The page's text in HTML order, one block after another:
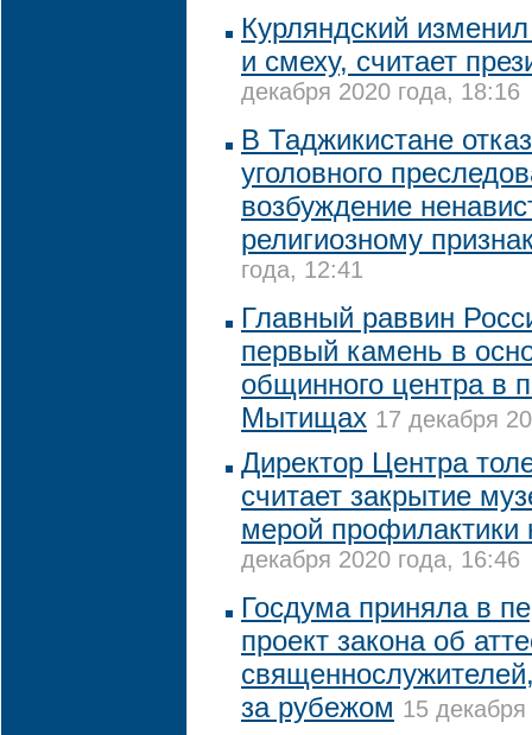
Курляндский
и смеху, считает
декабря 2020 года, 18:16
В Таджикистане
уголовного
возбуждение
религиозному
года, 12:41
Главный раввин
первый камень в
общинного центра в
Мытищах 17 декабря
Директор Центра
считает закрытие
мерой профилактики
декабря 2020 года, 16:46
Госдума приняла в
проект закона об
за рубежом 15